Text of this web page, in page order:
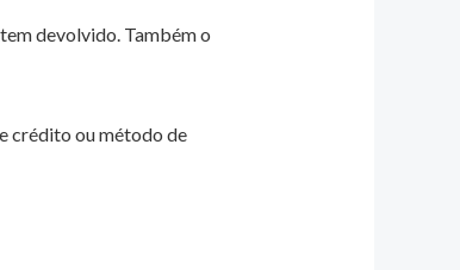
devolvido. Também o
crédito ou método de